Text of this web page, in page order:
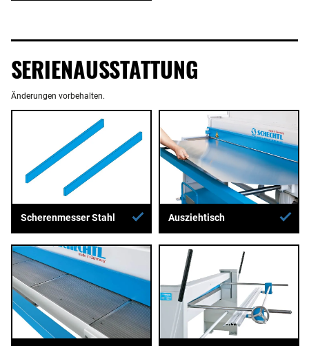
SERIENAUSSTATTUNG
Änderungen vorbehalten.
Scherenmesser Stahl Ausziehtisch